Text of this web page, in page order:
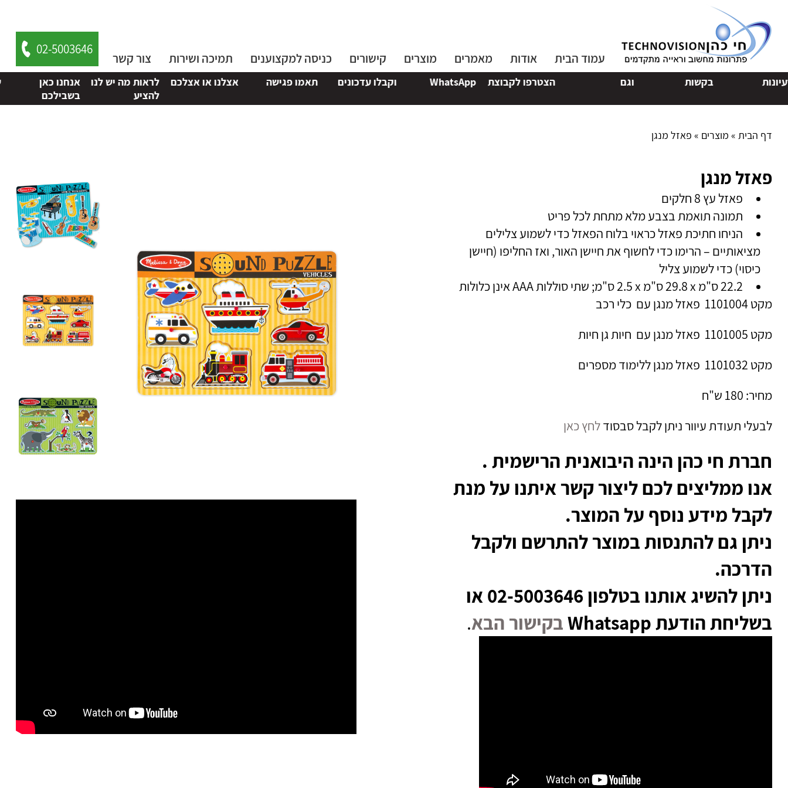
עמוד הבית אודות מאמרים מוצרים קישורים כניסה למקצוענים תמיכה ושירות צור קשר
02-5003646
בקשות וגם הצטרפו לקבוצת WhatsApp וקבלו עדכונים תאמו פגישה אצלנו או אצלכם
לראות מה יש לנו
אנחנו כאן
בשבילכם
שלחו אלנו
דף הבית» מוצרים » פאזל מנגן
פאזל מנגן
פאזל עץ 8 חלקים
תמונה תואמת בצבע מלא מתחת לכל פריט
הניחו חתיכת פאזל כראוי בלוח הפאזל כדי לשמוע צלילים
מציאותיים – הרימו כדי לחשוף את חיישן האור, ואז החליפו (חיישן
כיסוי) כדי לשמוע צליל
22.2 ס"מ x ‏29.8 ס"מ x ‏2.5 ס"מ; שתי סוללות AAA אינן כלולות
מקט 1101004 פאזל מנגן עם כלי רכב
מקט 1101005 פאזל מנגן עם חיות גן חיות
מקט 1101032 פאזל מנגן ללימוד מספרים
מחיר: 180 ש"ח
לבעלי תעודת עיוור ניתן לקבל סבסודלחץ כאן
חברת חי כהן הינה היבואנית הרישמית .
אנו ממליצים לכם ליצור קשר איתנו על מנת
לקבל מידע נוסף על המוצר.
ניתן גם להתנסות במוצר להתרשם ולקבל
הדרכה.
ניתן להשיג אותנו בטלפון 02-5003646 או
בשליחת הודעת Whatsapp
בקישור הבא.